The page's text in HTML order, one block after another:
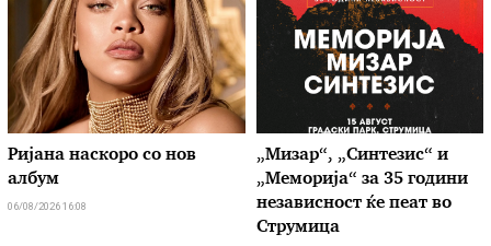
Ријана наскоро со нов
албум
06/08/2026 16:08
„Мизар“, „Синтезис“ и
„Меморија“ за 35 години
независност ќе пеат во
Струмица